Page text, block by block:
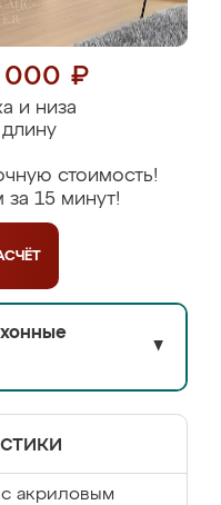
000 ₽
и низа
длину
стоимость!
15 минут!
▼
акриловым